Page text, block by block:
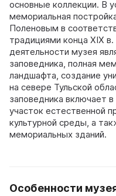
основные коллекции. В
мемориальная
Поленовым в
традициями конца XIX
деятельности музея
заповедника, полная
ландшафта, создание
на севере Тульской
заповедника включает
участок естественной
культурной среды, а
мемориальных зданий.
Особенности